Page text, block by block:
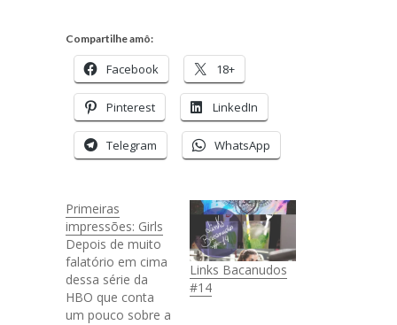
Compartilhe amô:
Facebook 18+
Pinterest LinkedIn
Telegram WhatsApp
Primeiras
impressões: Girls
Depois de muito
falatório em cima
dessa série da
HBO que conta
um pouco sobre a
Links Bacanudos
#14